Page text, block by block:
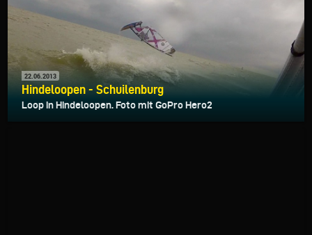
22.06.2013
Hindeloopen - Schuilenburg
Loop in Hindeloopen. Foto mit GoPro Hero2